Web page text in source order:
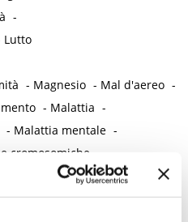
-
Lutto
- Magnesio - Mal d'aereo -
- Malattia -
- Malattia mentale -
cromosomiche
-
reumatiche -